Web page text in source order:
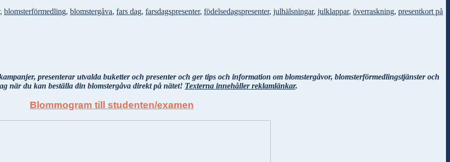
, blomsterförmedling, blomstergåva, fars dag, farsdagspresenter, födelsedagspresenter, julhälsningar, julklappar, överraskning, presentkort på
presenterar utvalda buketter och presenter och ger tips och information om blomstergåvor, blomsterförmedlingstjänster och
när du kan beställa din blomstergåva direkt på nätet! Texterna innehåller reklamlänkar.
Blommogram till studenten/examen